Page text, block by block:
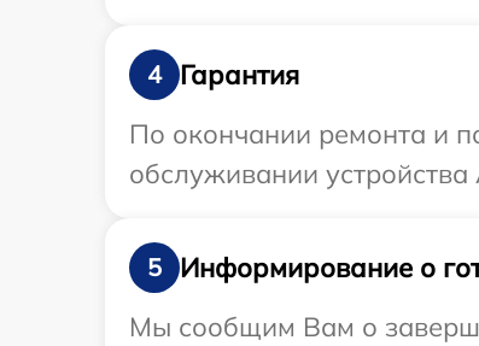
4
Гарантия
По окончании ремонта и
обслуживании
5
Информирование о
Мы сообщим Вам о